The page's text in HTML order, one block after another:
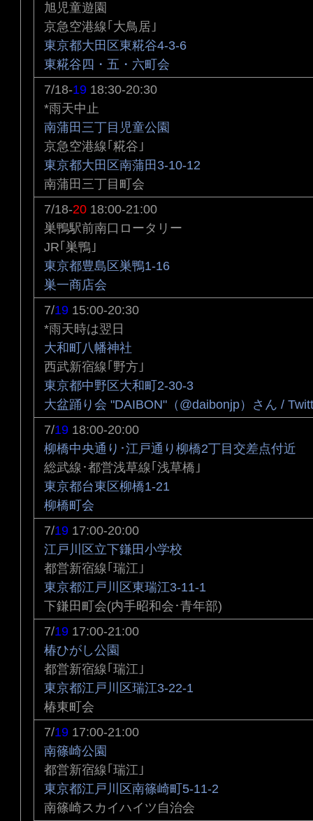
旭児童遊園
京急空港線｢大鳥居｣
東京都大田区東糀谷4-3-6
東糀谷四・五・六町会
7/18-19 18:30-20:30
*雨天中止
南蒲田三丁目児童公園
京急空港線｢糀谷｣
東京都大田区南蒲田3-10-12
南蒲田三丁目町会
7/18-20 18:00-21:00
巣鴨駅前南口ロータリー
JR｢巣鴨｣
東京都豊島区巣鴨1-16
巣一商店会
7/19 15:00-20:30
*雨天時は翌日
大和町八幡神社
西武新宿線｢野方｣
東京都中野区大和町2-30-3
大盆踊り会 "DAIBON"（@daibonjp）さん /
7/19 18:00-20:00
柳橋中央通り･江戸通り柳橋2丁目交差点付近
総武線･都営浅草線｢浅草橋｣
東京都台東区柳橋1-21
柳橋町会
7/19 17:00-20:00
江戸川区立下鎌田小学校
都営新宿線｢瑞江｣
東京都江戸川区東瑞江3-11-1
下鎌田町会(内手昭和会･青年部)
7/19 17:00-21:00
椿ひがし公園
都営新宿線｢瑞江｣
東京都江戸川区瑞江3-22-1
椿東町会
7/19 17:00-21:00
南篠崎公園
都営新宿線｢瑞江｣
東京都江戸川区南篠崎町5-11-2
南篠崎スカイハイツ自治会